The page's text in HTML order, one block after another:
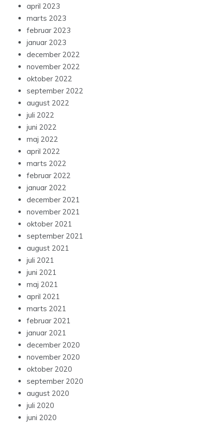
april 2023
marts 2023
februar 2023
januar 2023
december 2022
november 2022
oktober 2022
september 2022
august 2022
juli 2022
juni 2022
maj 2022
april 2022
marts 2022
februar 2022
januar 2022
december 2021
november 2021
oktober 2021
september 2021
august 2021
juli 2021
juni 2021
maj 2021
april 2021
marts 2021
februar 2021
januar 2021
december 2020
november 2020
oktober 2020
september 2020
august 2020
juli 2020
juni 2020